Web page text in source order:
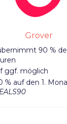
Grover
90 %
ggf. möglich
% auf den 1.